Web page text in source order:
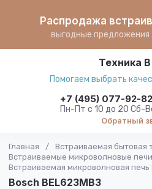
Распродажа
выгодные предложения
Техника
Помогаем выбрать
+7 (495) 077-92-82
Пн-Пт с 10 до 20 Сб-
Обратный
Главная / Встраиваемая бытовая
Встраиваемые микроволновые печи
Встраиваемая микроволновая печь
Bosch BEL623MB3